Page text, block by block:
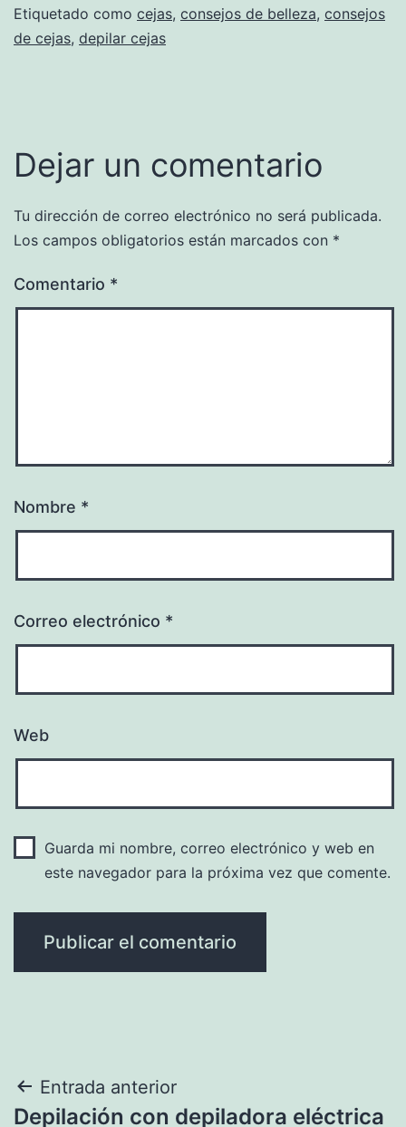
Etiquetado como cejas, consejos de belleza, consejos
de cejas, depilar cejas
Dejar un comentario
Tu dirección de correo electrónico no será publicada.
Los campos obligatorios están marcados con *
Comentario *
Nombre *
Correo electrónico *
Web
Guarda mi nombre, correo electrónico y web en
este navegador para la próxima vez que comente.
Navegación
Entrada anterior
Depilación con depiladora eléctrica